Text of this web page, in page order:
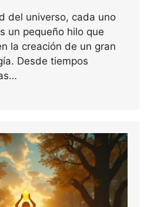
del universo, cada uno
un pequeño hilo que
la creación de un gran
Desde tiempos